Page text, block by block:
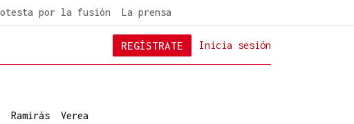
por la fusión La prensa
Inicia sesión
REGÍSTRATE
Ramirás Verea